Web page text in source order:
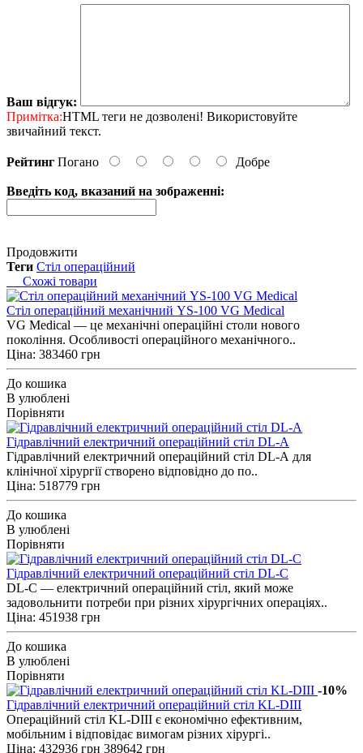
Ваш відгук:
Примітка:HTML теги не дозволені! Використовуйте
звичайний текст.
Рейтинг Погано Добре
Введіть код, вказаний на зображенні:
Продовжити
Теги Стіл операційний
Схожі товари
Cтіл операційний механічний YS-100 VG Medical
VG Medical — це механічні операційні столи нового
покоління. Особливості операційного механічного..
Ціна: 383460 грн
До кошика
В улюблені
Порівняти
Гідравлічний електричний операційний стіл DL-A
Гідравлічний електричний операційний стіл DL-A для
клінічної хірургії створено відповідно до по..
Ціна: 518779 грн
До кошика
В улюблені
Порівняти
Гідравлічний електричний операційний стіл DL-C
DL-С — електричний операційний стіл, який може
задовольнити потреби при різних хірургічних операціях..
Ціна: 451938 грн
До кошика
В улюблені
Порівняти
-10%
Гідравлічний електричний операційний стіл KL-DIII
Операційний стіл KL-DIII є економічно ефективним,
мобільним і відповідає вимогам різних хірургі..
Ціна: 432936 грн 389642 грн